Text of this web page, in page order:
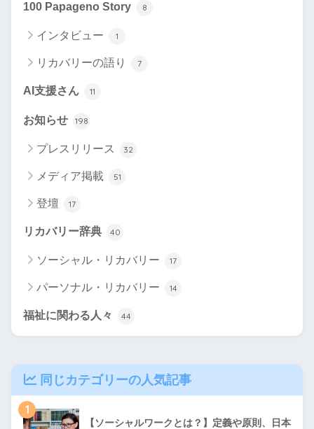
100 Papageno Story 8
インタビュー 1
リカバリーの語り 7
AI支援さん 11
お知らせ 198
プレスリリース 32
メディア掲載 51
登壇 17
リカバリー辞典 40
ソーシャル・リカバリー 17
パーソナル・リカバリー 14
福祉に関わる人々 44
同じカテゴリーの人気記事
1
【ソーシャルワークとは？】定義や原則、日本